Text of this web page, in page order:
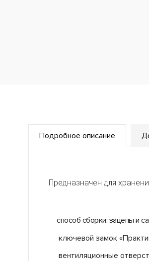
Подробное описание
Предназначен для
способ сборки: зацепы и
ключевой замок
вентиляционные